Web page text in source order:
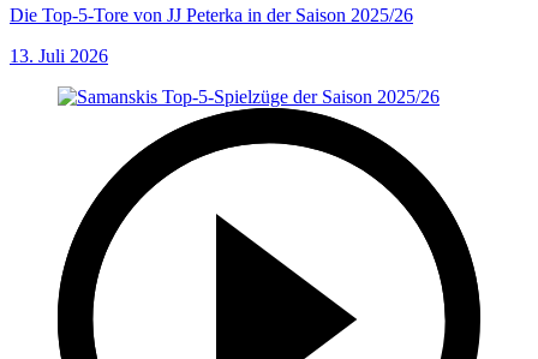
Die Top-5-Tore von JJ Peterka in der Saison 2025/26
13. Juli 2026